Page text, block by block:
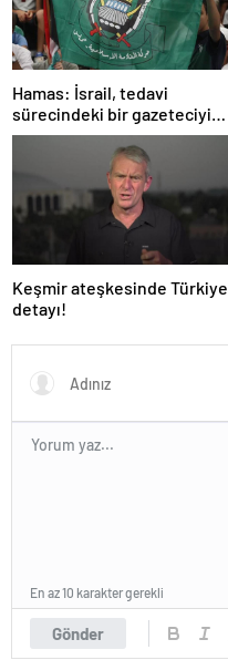
Hamas: İsrail, tedavi
sürecindeki bir gazeteciyi
öldürerek savaş suçu
Keşmir ateşkesinde Türkiye
detayı!
Gönder
En az 10 karakter gerekli